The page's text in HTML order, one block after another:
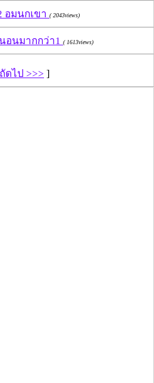
อมนกเขา ( 2043views)
อนมากกว่า1 ( 1613views)
ดไป >>> ]